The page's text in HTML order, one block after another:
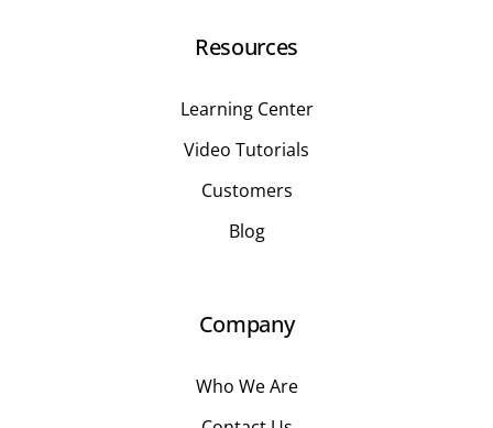
Resources
Learning Center
Video Tutorials
Customers
Blog
Company
Who We Are